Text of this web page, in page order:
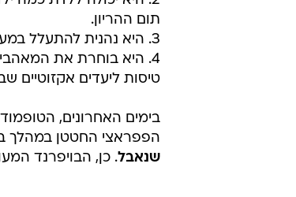
תום ההריון.
3. היא נהנית להתעלל במעצבים צעירים במסגרת תכנית הריאליטי שלה.
4. היא בוחרת את
טיסות ליעדים אקזוטיים
הפפראצי החטטן במהלך
שנאבל. כן, הבויפרנד המעושר בן ה-29 שצמוד